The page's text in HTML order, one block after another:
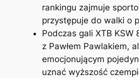
rankingu zajmuje
przystępuje do walki o
Podczas gali XTB KSW
z Pawłem Pawlakiem,
emocjonującym
uznać wyższość